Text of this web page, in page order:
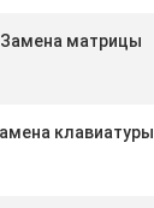
Замена матрицы
клавиатуры